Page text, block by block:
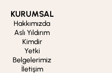
KURUMSAL
Hakkımızda
Aslı Yıldırım
Kimdir
Yetki
Belgelerimiz
İletişim